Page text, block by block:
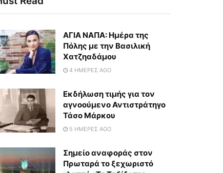
ΑΓΙΑ ΝΑΠΑ: Ημέρα της
Πόλης με την Βασιλική
Χατζηαδάμου
4 ΗΜΈΡΕΣ AGO
Εκδήλωση τιμής για τον
αγνοούμενο Αντιστράτηγο
Τάσο Μάρκου
5 ΗΜΈΡΕΣ AGO
Σημείο αναφοράς στον
Πρωταρά το ξεχωριστό